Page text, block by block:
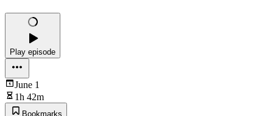
Play episode
June 1
1h 42m
Bookmarks